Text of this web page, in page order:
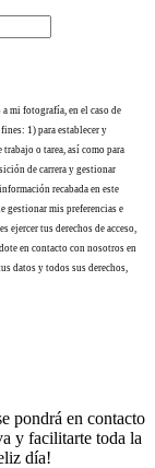
mi fotografía, en el caso de
1) para establecer y
o tarea, así como para
de carrera y gestionar
recabada en este
mis preferencias e
ejercer tus derechos de acceso,
en contacto con nosotros en
datos y todos sus derechos,
pondrá en contacto
y facilitarte toda la
día!